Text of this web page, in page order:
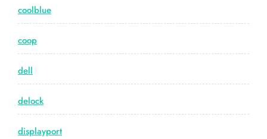
coolblue
coop
dell
delock
displayport